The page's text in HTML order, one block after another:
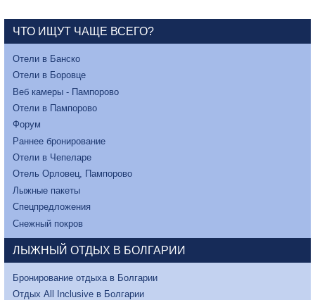
ЧТО ИЩУТ ЧАЩЕ ВСЕГО?
Отели в Банско
Отели в Боровце
Веб камеры - Пампорово
Отели в Пампорово
Форум
Раннее бронирование
Отели в Чепеларе
Отель Орловец, Пампорово
Лыжные пакеты
Спецпредложения
Снежный покров
ЛЫЖНЫЙ ОТДЫХ В БОЛГАРИИ
Бронирование отдыха в Болгарии
Отдых All Inclusive в Болгарии